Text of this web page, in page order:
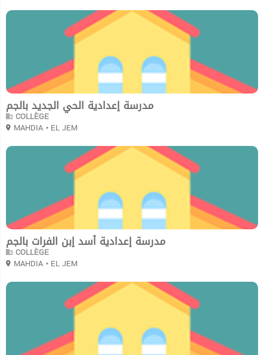
مدرسة إعدادية الحي الجديد بالجم
COLLÈGE
MAHDIA • EL JEM
مدرسة إعدادية أسد إبن الفرات بالجم
COLLÈGE
MAHDIA • EL JEM